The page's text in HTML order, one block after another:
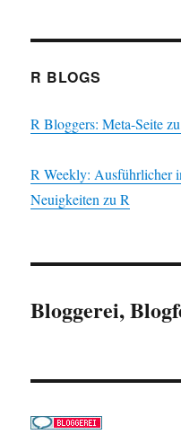
R BLOGS
R Bloggers: Meta-Seite
R Weekly: Ausführlicher
Neuigkeiten zu R
Bloggerei,